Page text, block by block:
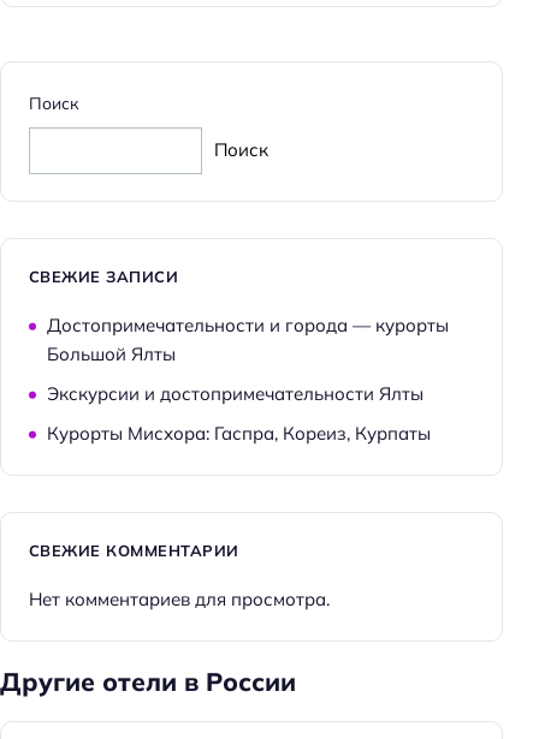
Количество звёзд: 3
Тип гостиницы: бунгало
Тип гостиницы: номер
Тип гостиницы: холидей парк
Площадь территории: 1.2
Дата реконструкции: 2025
Питание: континентальный завтрак
Питание: без питания
Способ оплаты: оплата кредитной картой
Способ оплаты: QR-код
Способ оплаты: предоплата
Способ оплаты: sms-платеж
Способ оплаты: электронными деньгами
Поиск
Поиск
СВЕЖИЕ ЗАПИСИ
Достопримечательности и города — курорты
Большой Ялты
Экскурсии и достопримечательности Ялты
Курорты Мисхора: Гаспра, Кореиз, Курпаты
СВЕЖИЕ КОММЕНТАРИИ
Нет комментариев для просмотра.
Другие отели в России